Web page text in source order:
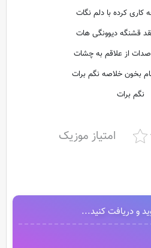
کاری کرده با دلم نگات
قشنگه دیوونگی هات
صدات از علاقم به چشات
بخون خلاصه نگم برات
نگم برات
امتیاز موزیک
و دریافت کنید...